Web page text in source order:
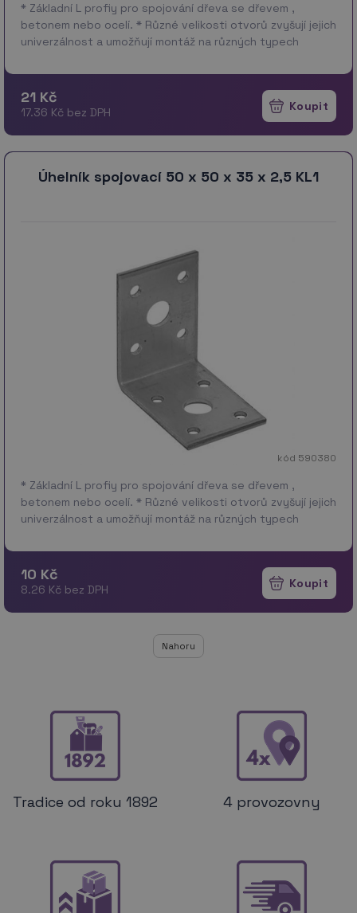
* Základní L profiy pro spojování dřeva se dřevem ,
betonem nebo ocelí. * Různé velikosti otvorů zvyšují jejich
univerzálnost a umožňují montáž na různých typech
21 Kč
17.36 Kč bez DPH
Úhelník spojovací 50 x 50 x 35 x 2,5 KL1
kód 590380
* Základní L profiy pro spojování dřeva se dřevem ,
betonem nebo ocelí. * Různé velikosti otvorů zvyšují jejich
univerzálnost a umožňují montáž na různých typech
10 Kč
8.26 Kč bez DPH
Nahoru
Tradice od roku 1892 4 provozovny